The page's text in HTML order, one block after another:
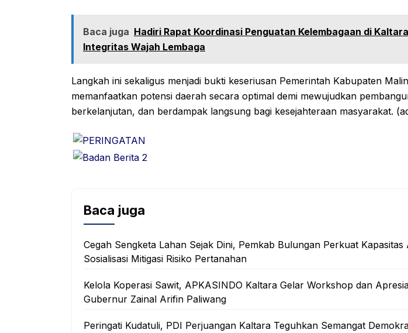
Baca juga Hadiri Rapat Koordinasi Penguatan Kelembagaan di
Integritas Wajah Lembaga
Langkah ini sekaligus menjadi bukti keseriusan Pemerintah Kabupaten
memanfaatkan potensi daerah secara optimal demi mewujudkan
berkelanjutan, dan berdampak langsung bagi kesejahteraan masyarakat.
Baca juga
Cegah Sengketa Lahan Sejak Dini, Pemkab Bulungan Perkuat
Sosialisasi Mitigasi Risiko Pertanahan
Kelola Koperasi Sawit, APKASINDO Kaltara Gelar Workshop dan
Gubernur Zainal Arifin Paliwang
Peringati Kudatuli, PDI Perjuangan Kaltara Teguhkan Semangat